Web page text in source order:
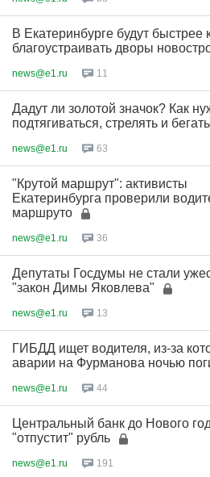
В Екатеринбурге будут быстрее
благоустраивать дворы
news@e1.ru 11
Дадут ли золотой значок? Как
подтягиваться, стрелять и
news@e1.ru 63
"Крутой маршрут": активисты
Екатеринбурга проверили
маршруто
news@e1.ru 36
Депутаты Госдумы не стали
"закон Димы Яковлева"
news@e1.ru 13
ГИБДД ищет водителя, из-за
аварии на Фурманова ночью
news@e1.ru 44
Центральный банк до Нового
"отпустит" рубль
news@e1.ru 191